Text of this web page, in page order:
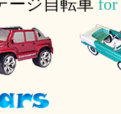
ージ自転車 for